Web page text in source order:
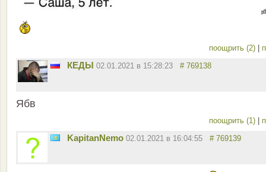
поощрить (2)
КЕДЫ 02.01.2021 в 15:28:23 # 769138
Ябв
поощрить (1)
KapitanNemo 02.01.2021 в 16:04:55 # 769139